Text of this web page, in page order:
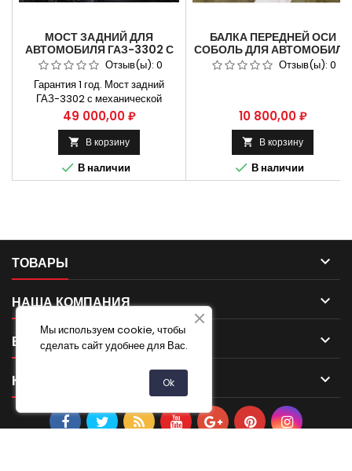
МОСТ ЗАДНИЙ ДЛЯ
АВТОМОБИЛЯ ГАЗ-3302 С
МЕХАНИЧЕСКОЙ
БЛОКИРОВКОЙ № 3302-
2400012-01
Отзыв(ы): 0
Гарантия 1 год. Мост задний
ГАЗ-3302 с механической
блокировкой № 3302-2400012-
01 Применяется на Газель ,
Газель Бизнес, Газель Некст, ГАЗ
-3302, ГАЗ -33027
Максимальный коэффициент
блокировки - 70-80%. Полной
расчет, оплата банковской картой
Бесплатная доставка:. Москва...
Цена
49 000,00 ₽
 В корзину
 В наличии
БАЛКА ПЕРЕДНЕЙ ОСИ
СОБОЛЬ ДЛЯ АВТОМОБИЛЯ
ГАЗ-2217 (ГОЛАЯ)
Отзыв(ы): 0
Цена
10 800,00 ₽
 В корзину
 В наличии
ТОВАРЫ 
НАША КОМПАНИЯ 
ВАША УЧЕТНАЯ ЗАПИСЬ 
КОНТАКТ 
Мы используем cookie, чтобы
сделать сайт удобнее для Вас.
Ok